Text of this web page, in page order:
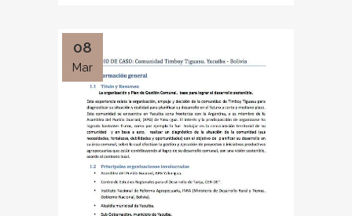
08
Mar